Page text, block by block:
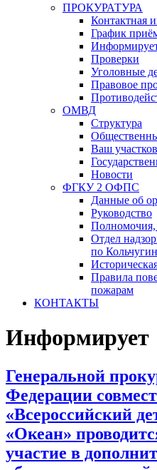
ПРОКУРАТУРА
Контактная
График
Проверки
Уголовные
Правовое
ОМВД
Структура
Ваш
Новости
ФГКУ 2 ОФПС
Данные об
Руководство
Полномочия,
Отдел
по
Правила
пожарам
КОНТАКТЫ
Информирует
Генеральной
Федерации
«Всероссийский
«Океан»
участие в